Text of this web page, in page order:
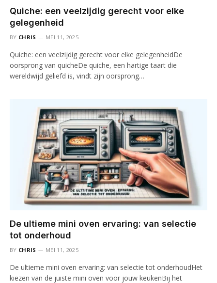
Quiche: een veelzijdig gerecht voor elke
gelegenheid
BY CHRIS MEI 11, 2025
Quiche: een veelzijdig gerecht voor elke gelegenheidDe
oorsprong van quicheDe quiche, een hartige taart die
wereldwijd geliefd is, vindt zijn oorsprong…
De ultieme mini oven ervaring: van selectie
tot onderhoud
BY CHRIS MEI 11, 2025
De ultieme mini oven ervaring: van selectie tot onderhoudHet
kiezen van de juiste mini oven voor jouw keukenBij het